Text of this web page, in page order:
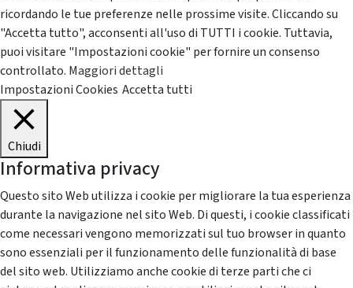
ricordando le tue preferenze nelle prossime visite. Cliccando su
"Accetta tutto", acconsenti all'uso di TUTTI i cookie. Tuttavia,
puoi visitare "Impostazioni cookie" per fornire un consenso
controllato. Maggiori dettagli
Impostazioni Cookies Accetta tutti
Chiudi
Informativa privacy
Questo sito Web utilizza i cookie per migliorare la tua esperienza
durante la navigazione nel sito Web. Di questi, i cookie classificati
come necessari vengono memorizzati sul tuo browser in quanto
sono essenziali per il funzionamento delle funzionalità di base
del sito web. Utilizziamo anche cookie di terze parti che ci